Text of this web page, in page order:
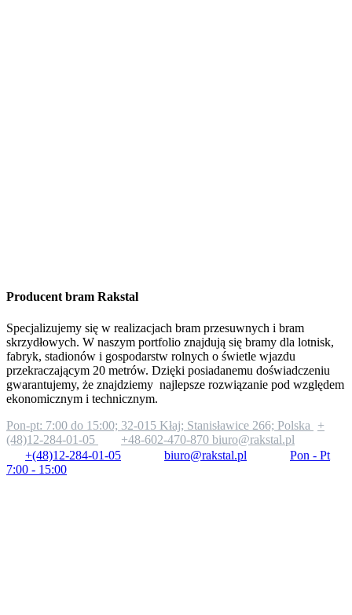
Producent bram Rakstal
Specjalizujemy się w realizacjach bram przesuwnych i bram
skrzydłowych. W naszym portfolio znajdują się bramy dla lotnisk,
fabryk, stadionów i gospodarstw rolnych o świetle wjazdu
przekraczającym 20 metrów. Dzięki posiadanemu doświadczeniu
gwarantujemy, że znajdziemy najlepsze rozwiązanie pod względem
ekonomicznym i technicznym.
Pon-pt: 7:00 do 15:00; 32-015 Kłaj; Stanisławice 266; Polska
+
(48)12-284-01-05
+48-602-470-870 biuro@rakstal.pl
+(48)12-284-01-05
biuro@rakstal.pl
Pon - Pt
7:00 - 15:00